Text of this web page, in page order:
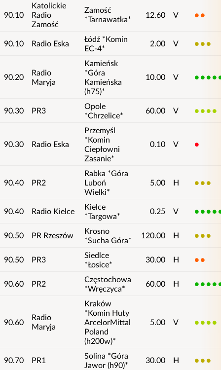
90.10
Katolickie
Radio
Zamość
Zamość
*Tarnawatka*
12.60 V 2
90.10 Radio Eska
Łódź *Komin
EC-4*
2.00 V 3
90.20
Radio
Maryja
Kamieńsk
*Góra
Kamieńska
(h75)*
10.00 V 5
90.30 PR3
Opole
*Chrzelice*
60.00 V 4
90.30 Radio Eska
Przemyśl
*Komin
Ciepłowni
Zasanie*
0.10 V 1
90.40 PR2
Rabka *Góra
Luboń
Wielki*
5.00 H 3
90.40 Radio Kielce
Kielce
*Targowa*
0.25 V 5
90.50 PR Rzeszów
Krosno
*Sucha Góra*
120.00 H 3
90.50 PR3
Siedlce
*Łosice*
30.00 H 2
90.60 PR2
Częstochowa
*Wręczyca*
60.00 H 5
90.60
Radio
Maryja
Kraków
*Komin Huty
ArcelorMittal
Poland
(h200w)*
5.00 V 4
90.70 PR1
Solina *Góra
Jawor (h90)*
30.00 H 3